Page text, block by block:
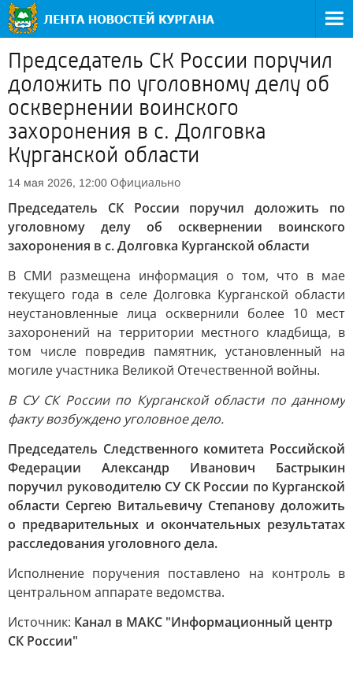
Председатель СК России поручил
доложить по уголовному делу об
осквернении воинского
захоронения в с. Долговка
Курганской области
14 мая 2026, 12:00 Официально
Председатель СК России поручил доложить по
уголовному делу об осквернении воинского
захоронения в с. Долговка Курганской области
В СМИ размещена информация о том, что в мае
текущего года в селе Долговка Курганской области
неустановленные лица осквернили более 10 мест
захоронений на территории местного кладбища, в
том числе повредив памятник, установленный на
могиле участника Великой Отечественной войны.
В СУ СК России по Курганской области по данному
факту возбуждено уголовное дело.
Председатель Следственного комитета Российской
Федерации Александр Иванович Бастрыкин
поручил руководителю СУ СК России по Курганской
области Сергею Витальевичу Степанову доложить
о предварительных и окончательных результатах
расследования уголовного дела.
Исполнение поручения поставлено на контроль в
центральном аппарате ведомства.
Источник: Канал в МАКС "Информационный центр
СК России"